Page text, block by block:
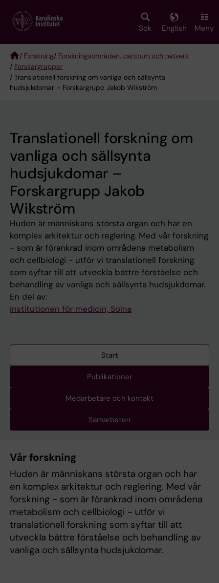
main
Sök English Meny
Breadcrumb
/ Forskning/ Forskningsområden, centrum och nätverk
/ Forskargrupper
/ Translationell forskning om vanliga och sällsynta
hudsjukdomar – Forskargrupp Jakob Wikström
Translationell forskning om
vanliga och sällsynta
hudsjukdomar –
Forskargrupp Jakob
Wikström
Huden är människans största organ och har en
komplex arkitektur och reglering. Med vår forskning
- som är förankrad inom områdena metabolism
och cellbiologi - utför vi translationell forskning
som syftar till att utveckla bättre förståelse och
behandling av vanliga och sällsynta hudsjukdomar.
En del av:
Institutionen för medicin, Solna
Start
Publikationer
Medarbetare och kontakt
Samarbeten
Vår forskning
Huden är människans största organ och har
en komplex arkitektur och reglering. Med vår
forskning - som är förankrad inom områdena
metabolism och cellbiologi - utför vi
translationell forskning som syftar till att
utveckla bättre förståelse och behandling av
vanliga och sällsynta hudsjukdomar.